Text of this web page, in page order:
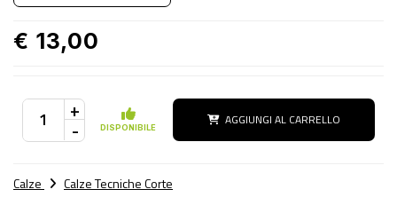
€ 13,00
+
- DISPONIBILE AGGIUNGI AL CARRELLO
Calze Calze Tecniche Corte